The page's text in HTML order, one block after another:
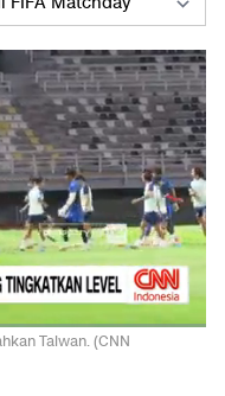
Taiwan. (CNN